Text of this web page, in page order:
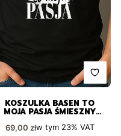
KOSZULKA BASEN TO
MOJA PASJA ŚMIESZNY
Cena brutto
69,00 złw tym 23% VAT